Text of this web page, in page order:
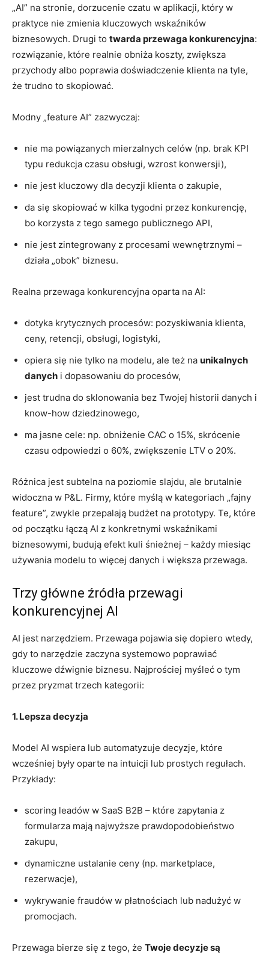
„AI” na stronie, dorzucenie czatu w aplikacji, który w
praktyce nie zmienia kluczowych wskaźników
biznesowych. Drugi to twarda przewaga konkurencyjna:
rozwiązanie, które realnie obniża koszty, zwiększa
przychody albo poprawia doświadczenie klienta na tyle,
że trudno to skopiować.
Modny „feature AI” zazwyczaj:
nie ma powiązanych mierzalnych celów (np. brak KPI
typu redukcja czasu obsługi, wzrost konwersji),
nie jest kluczowy dla decyzji klienta o zakupie,
da się skopiować w kilka tygodni przez konkurencję,
bo korzysta z tego samego publicznego API,
nie jest zintegrowany z procesami wewnętrznymi –
działa „obok” biznesu.
Realna przewaga konkurencyjna oparta na AI:
dotyka krytycznych procesów: pozyskiwania klienta,
ceny, retencji, obsługi, logistyki,
opiera się nie tylko na modelu, ale też na unikalnych
danych i dopasowaniu do procesów,
jest trudna do sklonowania bez Twojej historii danych i
know-how dziedzinowego,
ma jasne cele: np. obniżenie CAC o 15%, skrócenie
czasu odpowiedzi o 60%, zwiększenie LTV o 20%.
Różnica jest subtelna na poziomie slajdu, ale brutalnie
widoczna w P&L. Firmy, które myślą w kategoriach „fajny
feature”, zwykle przepalają budżet na prototypy. Te, które
od początku łączą AI z konkretnymi wskaźnikami
biznesowymi, budują efekt kuli śnieżnej – każdy miesiąc
używania modelu to więcej danych i większa przewaga.
Trzy główne źródła przewagi
konkurencyjnej AI
AI jest narzędziem. Przewaga pojawia się dopiero wtedy,
gdy to narzędzie zaczyna systemowo poprawiać
kluczowe dźwignie biznesu. Najprościej myśleć o tym
przez pryzmat trzech kategorii:
1. Lepsza decyzja
Model AI wspiera lub automatyzuje decyzje, które
wcześniej były oparte na intuicji lub prostych regułach.
Przykłady:
scoring leadów w SaaS B2B – które zapytania z
formularza mają najwyższe prawdopodobieństwo
zakupu,
dynamiczne ustalanie ceny (np. marketplace,
rezerwacje),
wykrywanie fraudów w płatnościach lub nadużyć w
promocjach.
Przewaga bierze się z tego, że Twoje decyzje są